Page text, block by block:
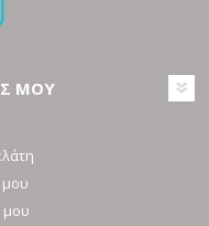
ΜΟΥ
μου
μου